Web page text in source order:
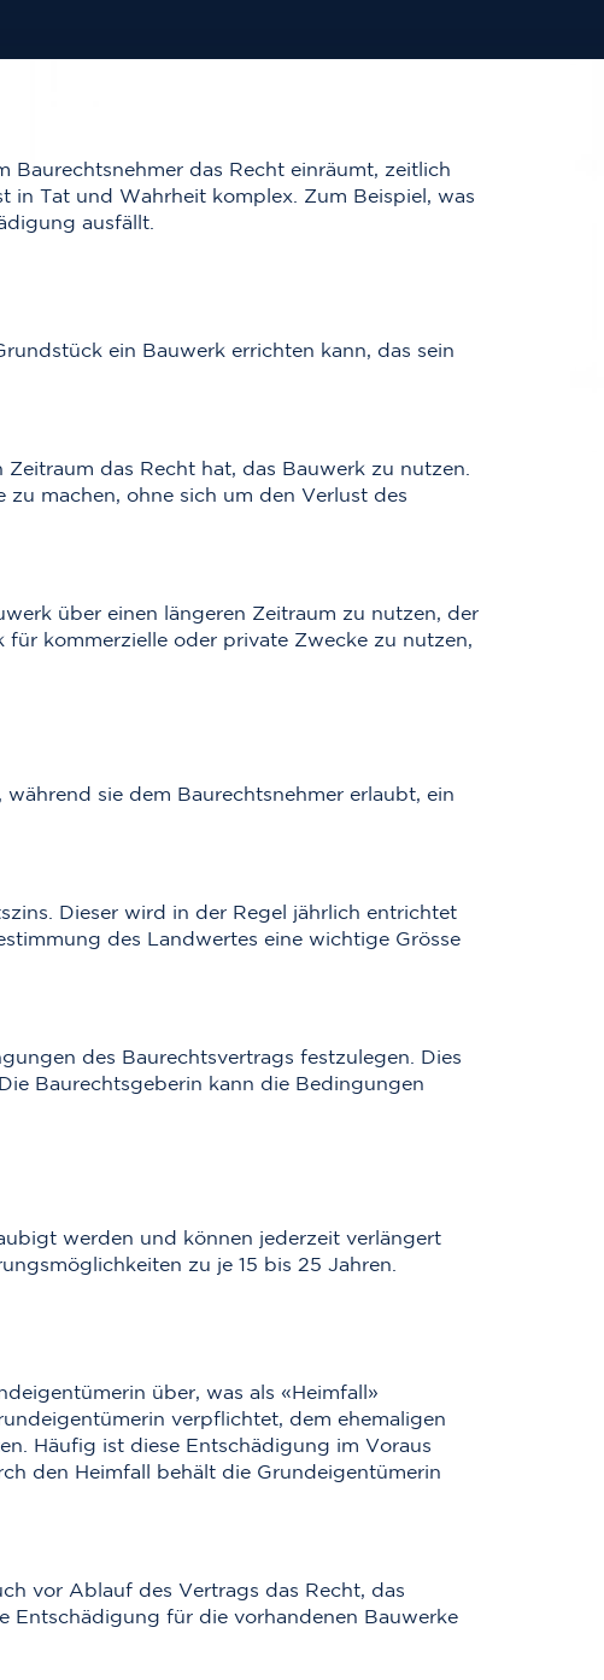
Baurechtsnehmer das Recht einräumt, zeitlich
in Tat und Wahrheit komplex. Zum Beispiel, was
ausfällt.
ein Bauwerk errichten kann, das sein
das Recht hat, das Bauwerk zu nutzen.
machen, ohne sich um den Verlust des
über einen längeren Zeitraum zu nutzen, der
kommerzielle oder private Zwecke zu nutzen,
sie dem Baurechtsnehmer erlaubt, ein
Dieser wird in der Regel jährlich entrichtet
des Landwertes eine wichtige Grösse
des Baurechtsvertrags festzulegen. Dies
Baurechtsgeberin kann die Bedingungen
werden und können jederzeit verlängert
zu je 15 bis 25 Jahren.
über, was als «Heimfall»
verpflichtet, dem ehemaligen
Häufig ist diese Entschädigung im Voraus
den Heimfall behält die Grundeigentümerin
vor Ablauf des Vertrags das Recht, das
Entschädigung für die vorhandenen Bauwerke